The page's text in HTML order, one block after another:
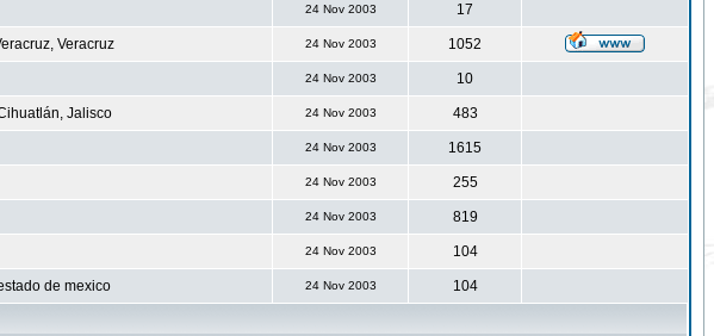
24 Nov 2003 17
Veracruz 24 Nov 2003 1052
24 Nov 2003 10
Jalisco 24 Nov 2003 483
24 Nov 2003 1615
24 Nov 2003 255
24 Nov 2003 819
24 Nov 2003 104
de mexico 24 Nov 2003 104